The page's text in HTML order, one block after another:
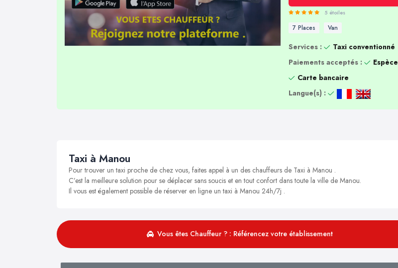
5 étoiles
7 Places Van
Services :
Taxi conventionné
Paiements acceptés :
Espèce
Carte bancaire
Langue(s) :
Taxi à Manou
Pour trouver un taxi proche de chez vous, faites appel à un des chauffeurs de Taxi à Manou .
C’est la meilleure solution pour se déplacer sans soucis et en tout confort dans toute la ville de Manou.
Il vous est également possible de réserver en ligne un taxi à Manou 24h/7j .
Vous êtes Chauffeur ? : Référencez votre établissement